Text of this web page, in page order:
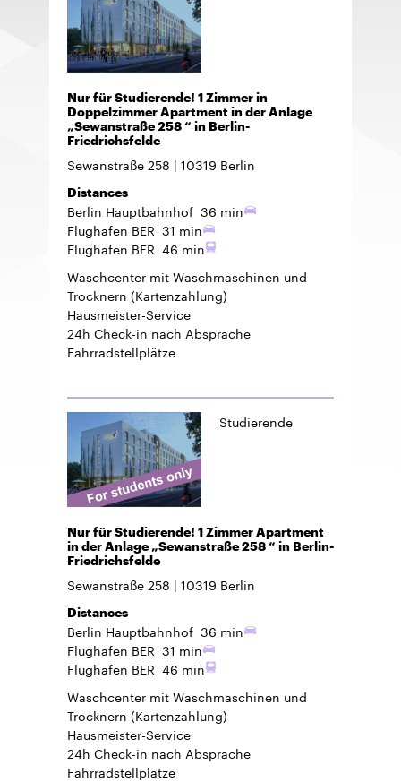
Nur für Studierende! 1 Zimmer in
Doppelzimmer Apartment in der Anlage
„Sewanstraße 258 “ in Berlin-
Friedrichsfelde
Sewanstraße 258 10319 Berlin
Distances
Berlin Hauptbahnhof 36 min
Flughafen BER 31 min
Flughafen BER 46 min
Waschcenter mit Waschmaschinen und
Trocknern (Kartenzahlung)
Hausmeister-Service
24h Check-in nach Absprache
Fahrradstellplätze
Studierende
Nur für Studierende! 1 Zimmer Apartment
in der Anlage „Sewanstraße 258 “ in Berlin-
Friedrichsfelde
Sewanstraße 258 10319 Berlin
Distances
Berlin Hauptbahnhof 36 min
Flughafen BER 31 min
Flughafen BER 46 min
Waschcenter mit Waschmaschinen und
Trocknern (Kartenzahlung)
Hausmeister-Service
24h Check-in nach Absprache
Fahrradstellplätze